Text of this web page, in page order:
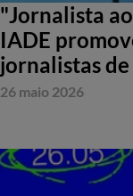
"Jornalista
IADE
jornalistas
26 maio 2026